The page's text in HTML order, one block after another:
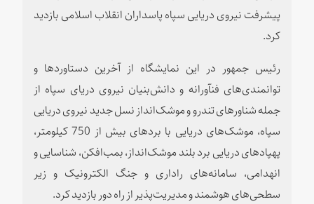
پیشرفت نیروی دریایی سپاه پاسداران انقلاب اسلامی بازدید
کرد.
رئیس جمهور در این نمایشگاه از آخرین دستاوردها و
توانمندی‌های فنآورانه و دانش‌بنیان نیروی دریای سپاه از
جمله شناورهای تندرو و موشک‌انداز نسل جدید نیروی دریایی
سپاه، موشک‌های دریایی با بردهای بیش از 750 کیلومتر،
پهپادهای دریایی برد بلند موشک‌انداز، بمب‌افکن، شناسایی و
انهدامی، سامانه‌های راداری و جنگ الکترونیک و زیر
سطحی‌های هوشمند و مدیریت‌پذیر از راه دور بازدید کرد.